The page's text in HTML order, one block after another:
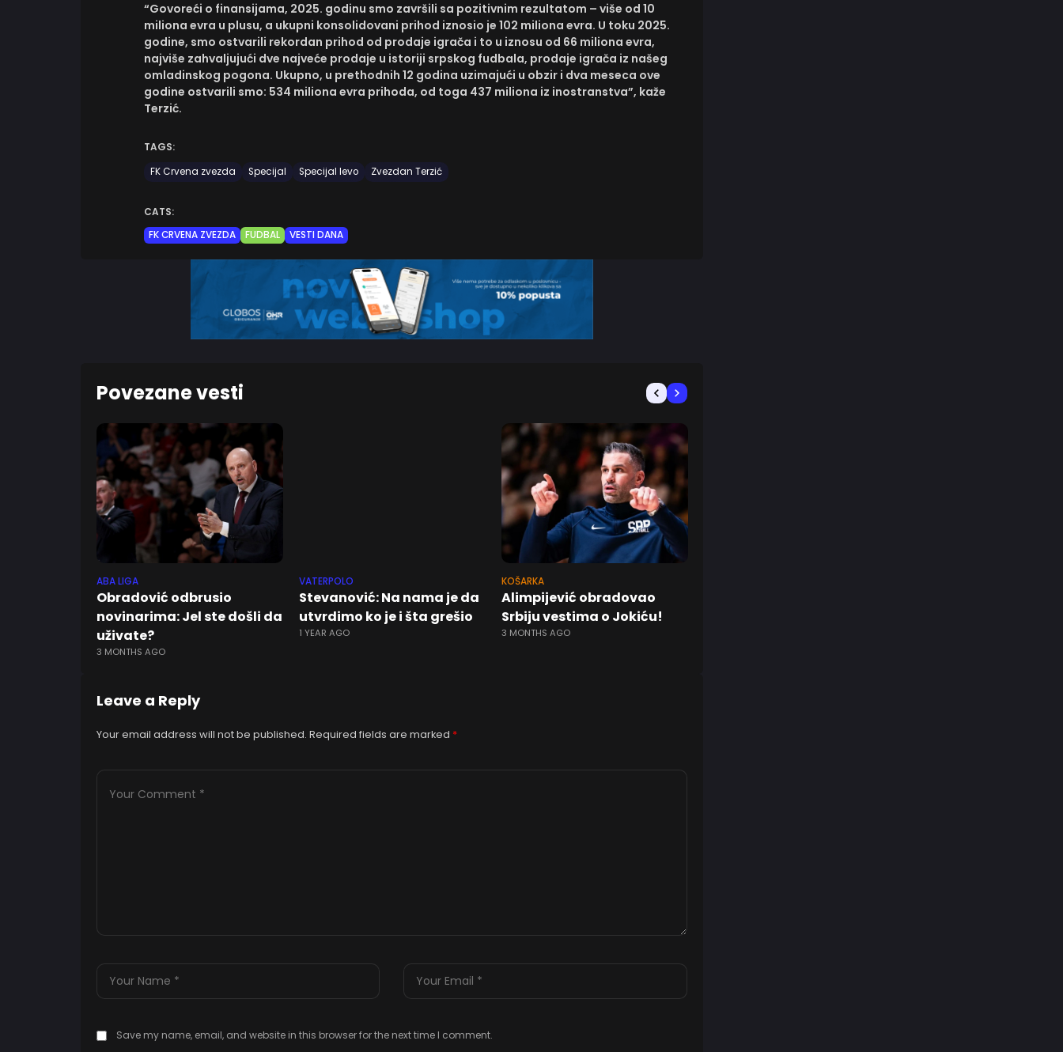
“Govoreći o finansijama, 2025. godinu smo završili sa pozitivnim rezultatom – više od 10
miliona evra u plusu, a ukupni konsolidovani prihod iznosio je 102 miliona evra. U toku 2025.
godine, smo ostvarili rekordan prihod od prodaje igrača i to u iznosu od 66 miliona evra,
najviše zahvaljujući dve najveće prodaje u istoriji srpskog fudbala, prodaje igrača iz našeg
omladinskog pogona. Ukupno, u prethodnih 12 godina uzimajući u obzir i dva meseca ove
godine ostvarili smo: 534 miliona evra prihoda, od toga 437 miliona iz inostranstva”, kaže
Terzić.
TAGS:
FK Crvena zvezda
Specijal Specijal levo Zvezdan Terzić
CATS:
FK CRVENA ZVEZDA
FUDBAL VESTI DANA
Povezane vesti
ABA LIGA
Obradović odbrusio
novinarima: Jel ste došli da
uživate?
3 MONTHS AGO
VATERPOLO
Stevanović: Na nama je da
utvrdimo ko je i šta grešio
1 YEAR AGO
KOŠARKA
Alimpijević obradovao
Srbiju vestima o Jokiću!
3 MONTHS AGO
Leave a Reply
Your email address will not be published. Required fields are marked *
Save my name, email, and website in this browser for the next time I comment.